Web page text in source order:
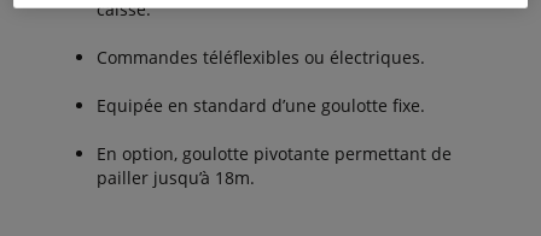
caisse.
Commandes téléflexibles ou électriques.
Equipée en standard d’une goulotte fixe.
En option, goulotte pivotante permettant de
pailler jusqu’à 18m.